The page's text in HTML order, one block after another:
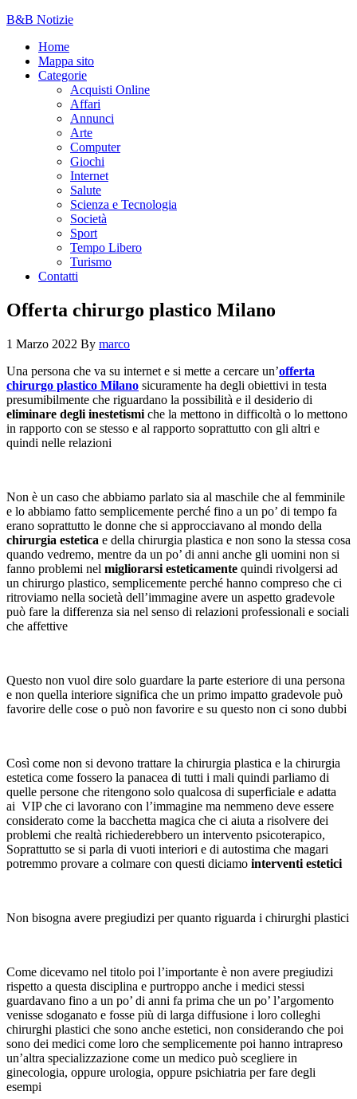
B&B Notizie
Home
Mappa sito
Categorie
Acquisti Online
Affari
Annunci
Arte
Computer
Giochi
Internet
Salute
Scienza e Tecnologia
Società
Sport
Tempo Libero
Turismo
Contatti
Offerta chirurgo plastico Milano
1 Marzo 2022 By marco
Una persona che va su internet e si mette a cercare un’offerta
chirurgo plastico Milano sicuramente ha degli obiettivi in testa
presumibilmente che riguardano la possibilità e il desiderio di
eliminare degli inestetismi che la mettono in difficoltà o lo mettono
in rapporto con se stesso e al rapporto soprattutto con gli altri e
quindi nelle relazioni
Non è un caso che abbiamo parlato sia al maschile che al femminile
e lo abbiamo fatto semplicemente perché fino a un po’ di tempo fa
erano soprattutto le donne che si approcciavano al mondo della
chirurgia estetica e della chirurgia plastica e non sono la stessa cosa
quando vedremo, mentre da un po’ di anni anche gli uomini non si
fanno problemi nel migliorarsi esteticamente quindi rivolgersi ad
un chirurgo plastico, semplicemente perché hanno compreso che ci
ritroviamo nella società dell’immagine avere un aspetto gradevole
può fare la differenza sia nel senso di relazioni professionali e sociali
che affettive
Questo non vuol dire solo guardare la parte esteriore di una persona
e non quella interiore significa che un primo impatto gradevole può
favorire delle cose o può non favorire e su questo non ci sono dubbi
Così come non si devono trattare la chirurgia plastica e la chirurgia
estetica come fossero la panacea di tutti i mali quindi parliamo di
quelle persone che ritengono solo qualcosa di superficiale e adatta
ai VIP che ci lavorano con l’immagine ma nemmeno deve essere
considerato come la bacchetta magica che ci aiuta a risolvere dei
problemi che realtà richiederebbero un intervento psicoterapico,
Soprattutto se si parla di vuoti interiori e di autostima che magari
potremmo provare a colmare con questi diciamo interventi estetici
Non bisogna avere pregiudizi per quanto riguarda i chirurghi plastici
Come dicevamo nel titolo poi l’importante è non avere pregiudizi
rispetto a questa disciplina e purtroppo anche i medici stessi
guardavano fino a un po’ di anni fa prima che un po’ l’argomento
venisse sdoganato e fosse più di larga diffusione i loro colleghi
chirurghi plastici che sono anche estetici, non considerando che poi
sono dei medici come loro che semplicemente poi hanno intrapreso
un’altra specializzazione come un medico può scegliere in
ginecologia, oppure urologia, oppure psichiatria per fare degli
esempi